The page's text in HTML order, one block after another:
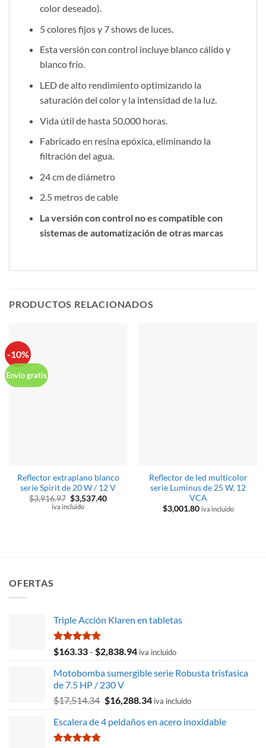
color deseado).
5 colores fijos y 7 shows de luces.
Esta versión con control incluye blanco cálido y
blanco frío.
LED de alto rendimiento optimizando la
saturación del color y la intensidad de la luz.
Vida útil de hasta 50,000 horas.
Fabricado en resina epóxica, eliminando la
filtración del agua.
24 cm de diámetro
2.5 metros de cable
La versión con control no es compatible con
sistemas de automatización de otras marcas
PRODUCTOS RELACIONADOS
-10%
Envío gratis
Reflector extraplano blanco
serie Spirit de 20 W / 12 V
$3,916.97 El
precio
$3,537.40El
iva incluido
Reflector de led multicolor
serie Luminus de 25 W, 12
VCA
$3,001.80 iva incluido
OFERTAS
Triple Acción Klaren en tabletas
Valorado
con
de 5
$163.33- $2,838.94Rango
precios:
$163.33
$2,838.94
iva incluido
Motobomba sumergible serie Robusta trisfasica
de 7.5 HP / 230 V
$17,514.34 El
original
$16,288.34El
actual
iva incluido
Escalera de 4 peldaños en acero inoxidable